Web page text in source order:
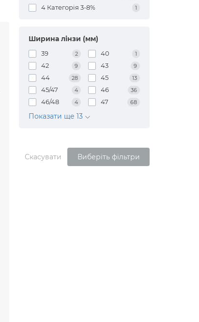
4 Категорія 3-8% 1
Ширина лінзи (мм)
39 2 40 1
42 9 43 9
44 28 45 13
45/47 4 46 36
46/48 4 47 68
Показати ще 13
Скасувати Виберіть фільтри